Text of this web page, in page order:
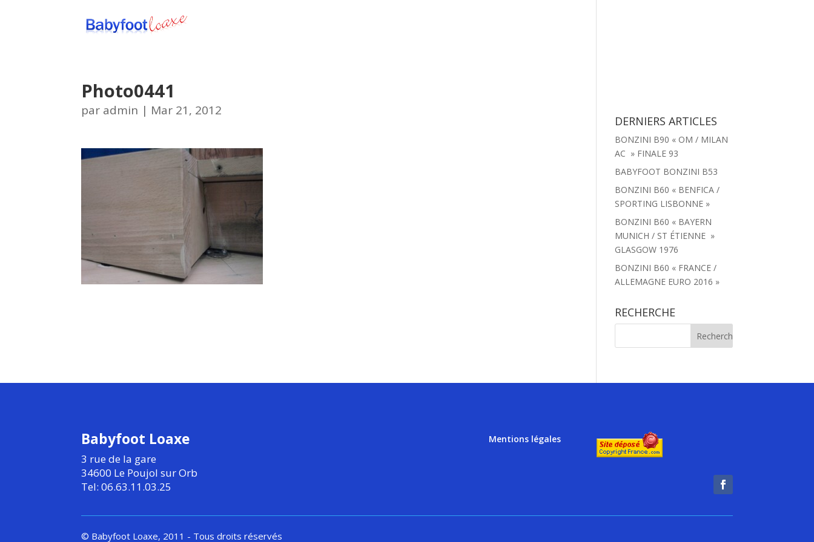
Photo0441
par admin | Mar 21, 2012
DERNIERS ARTICLES
BONZINI B90 « OM / MILAN
AC » FINALE 93
BABYFOOT BONZINI B53
BONZINI B60 « BENFICA /
SPORTING LISBONNE »
BONZINI B60 « BAYERN
MUNICH / ST ÉTIENNE »
GLASGOW 1976
BONZINI B60 « FRANCE /
ALLEMAGNE EURO 2016 »
RECHERCHE
Babyfoot Loaxe
3 rue de la gare
34600 Le Poujol sur Orb
Tel: 06.63.11.03.25
Mentions légales
© Babyfoot Loaxe, 2011 - Tous droits réservés